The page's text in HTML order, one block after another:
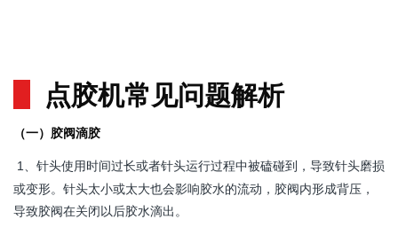
点胶机常见问题解析
（一）胶阀滴胶
1、 针头使用时间过长或者针头运行过程中被磕碰到，导致针头磨损
或变形。针头太小或太大也会影响胶水的流动，胶阀内形成背压，
导致胶阀在关闭以后胶水滴出。